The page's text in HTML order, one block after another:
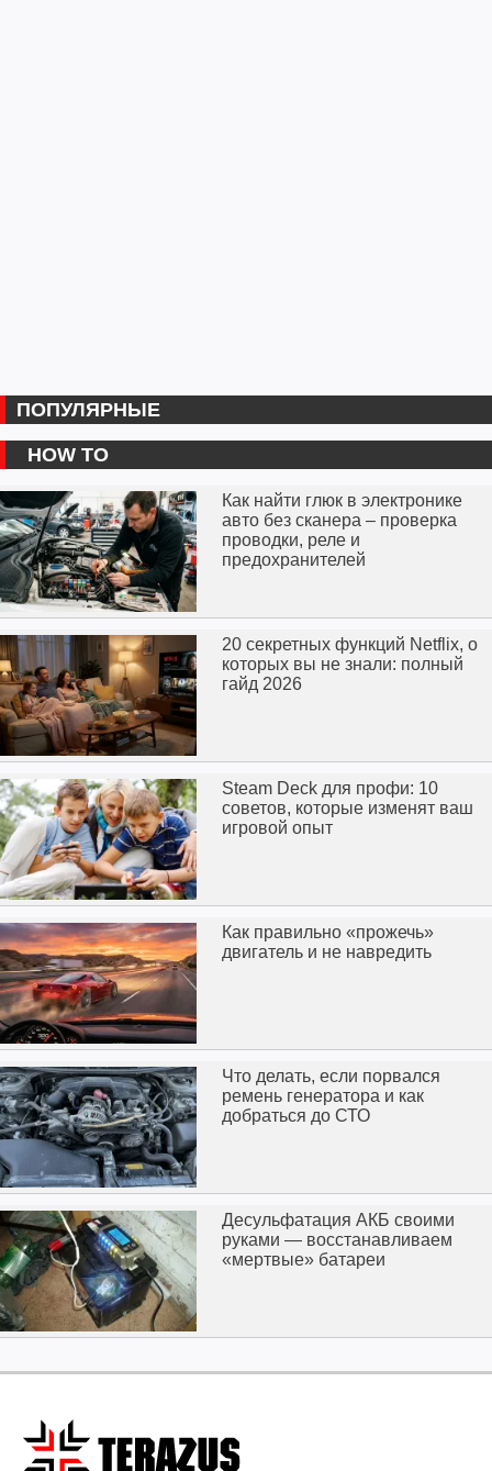
ПОПУЛЯРНЫЕ
HOW TO
Как найти глюк в электронике
авто без сканера – проверка
проводки, реле и
предохранителей
20 секретных функций Netflix, о
которых вы не знали: полный
гайд 2026
Steam Deck для профи: 10
советов, которые изменят ваш
игровой опыт
Как правильно «прожечь»
двигатель и не навредить
Что делать, если порвался
ремень генератора и как
добраться до СТО
Десульфатация АКБ своими
руками — восстанавливаем
«мертвые» батареи